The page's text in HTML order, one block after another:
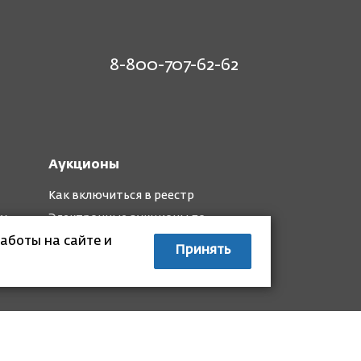
8-800-707-62-62
Аукционы
Как включиться в реестр
Электронные аукционы по
капремонту
на сайте и
Принять